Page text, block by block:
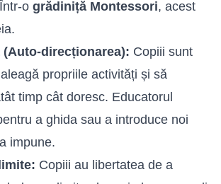
o grădiniță Montessori, acest
direcționarea): Copiii sunt
propriile activități și să
timp cât doresc. Educatorul
a ghida sau a introduce noi
impune.
Copiii au libertatea de a